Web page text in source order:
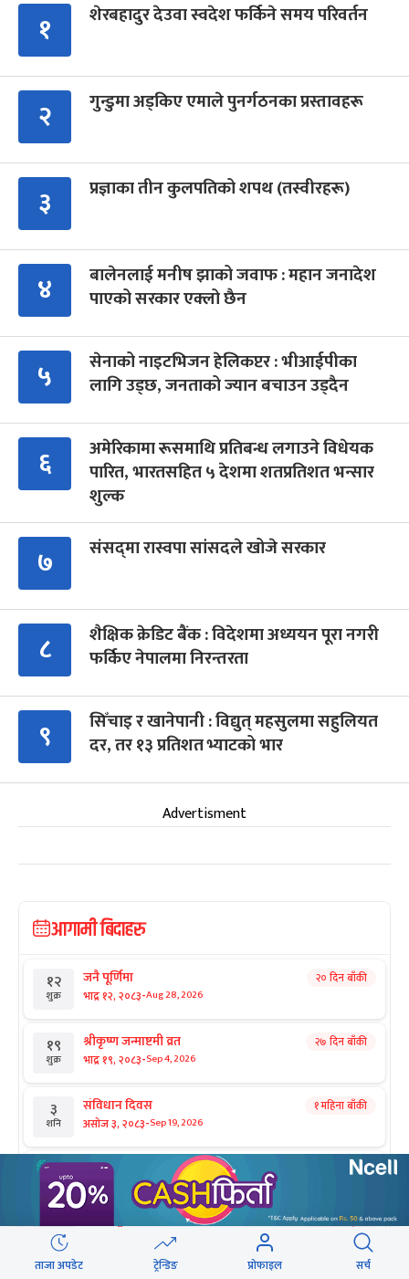
१ शेरबहादुर देउवा स्वदेश फर्किने समय परिवर्तन
२ गुन्डुमा अड्किए एमाले पुनर्गठनका प्रस्तावहरू
३ प्रज्ञाका तीन कुलपतिको शपथ (तस्वीरहरू)
४
बालेनलाई मनीष झाको जवाफ : महान जनादेश
पाएको सरकार एक्लो छैन
५
सेनाको नाइटभिजन हेलिकप्टर : भीआईपीका
लागि उड्छ, जनताको ज्यान बचाउन उड्दैन
६
अमेरिकामा रूसमाथि प्रतिबन्ध लगाउने विधेयक
पारित, भारतसहित ५ देशमा शतप्रतिशत भन्सार
शुल्क
७ संसद्‍मा रास्वपा सांसदले खोजे सरकार
८
शैक्षिक क्रेडिट बैंक : विदेशमा अध्ययन पूरा नगरी
फर्किए नेपालमा निरन्तरता
९
सिँचाइ र खानेपानी : विद्युत् महसुलमा सहुलियत
दर, तर १३ प्रतिशत भ्याटको भार
Advertisment
आगामी बिदाहरु
१२
शुक्र
जनै पूर्णिमा
भाद्र १२, २०८३-Aug 28, 2026
२० दिन बाँकी
१९
शुक्र
श्रीकृष्ण जन्माष्टमी व्रत
भाद्र १९, २०८३-Sep 4, 2026
२७ दिन बाँकी
३
शनि
संविधान दिवस
असोज ३, २०८३-Sep 19, 2026
१ महिना बाँकी
२५
आइत
घटस्थापना
असोज २५, २०८३-Oct 11, 2026
२ महिना बाँकी
३१
शनि
फूलपाती
-Oct 17, 2026
२ महिना बाँकी
ताजा अपडेट
ट्रेन्डिङ प्रोफाइल सर्च